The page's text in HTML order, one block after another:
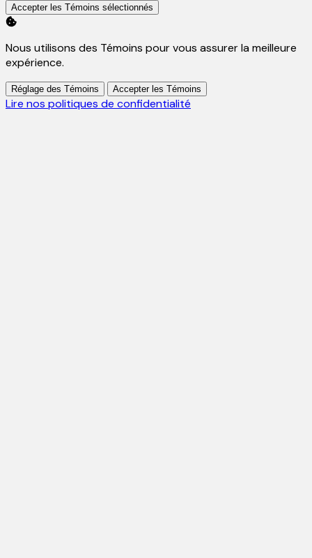
Accepter les Témoins sélectionnés
Nous utilisons des Témoins pour vous assurer la meilleure
expérience.
Réglage des Témoins Accepter les Témoins
Lire nos politiques de confidentialité